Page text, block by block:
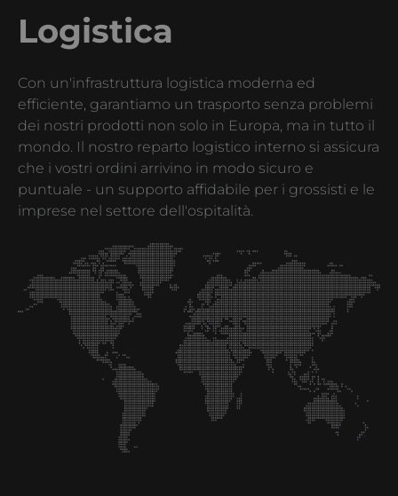
Logistica
Con un'infrastruttura logistica moderna ed
efficiente, garantiamo un trasporto senza problemi
dei nostri prodotti non solo in Europa, ma in tutto il
mondo. Il nostro reparto logistico interno si assicura
che i vostri ordini arrivino in modo sicuro e
puntuale - un supporto affidabile per i grossisti e le
imprese nel settore dell'ospitalità.